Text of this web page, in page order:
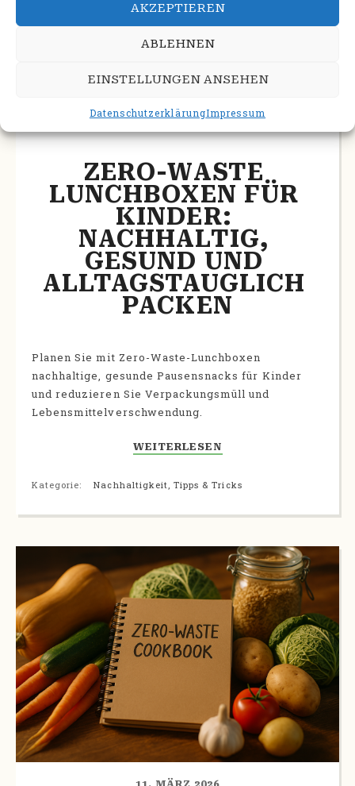
AKZEPTIEREN
ABLEHNEN
EINSTELLUNGEN ANSEHEN
DatenschutzerklärungImpressum
ZERO-WASTE
LUNCHBOXEN FÜR
KINDER:
NACHHALTIG,
GESUND UND
ALLTAGSTAUGLICH
PACKEN
Planen Sie mit Zero-Waste-Lunchboxen
nachhaltige, gesunde Pausensnacks für Kinder
und reduzieren Sie Verpackungsmüll und
Lebensmittelverschwendung.
WEITERLESEN
Kategorie: Nachhaltigkeit,Tipps & Tricks